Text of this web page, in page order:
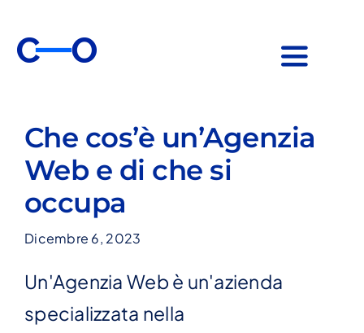
contenuto
Toggle
Servizi
Preventivo
Che cos’è un’Agenzia
Web e di che si
occupa
Dicembre 6, 2023
Un'Agenzia Web è un'azienda
specializzata nella